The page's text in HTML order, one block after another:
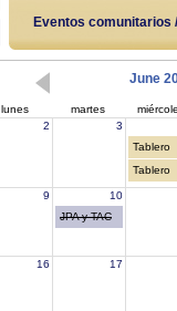
Antecedentes
Eventos comunitarios
June
lunes martes
2 3
Tablero
Tablero
9 10
JPA y TAC
16 17